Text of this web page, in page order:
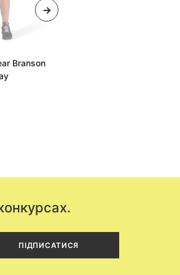
Branson
ПІДПИСАТИСЯ